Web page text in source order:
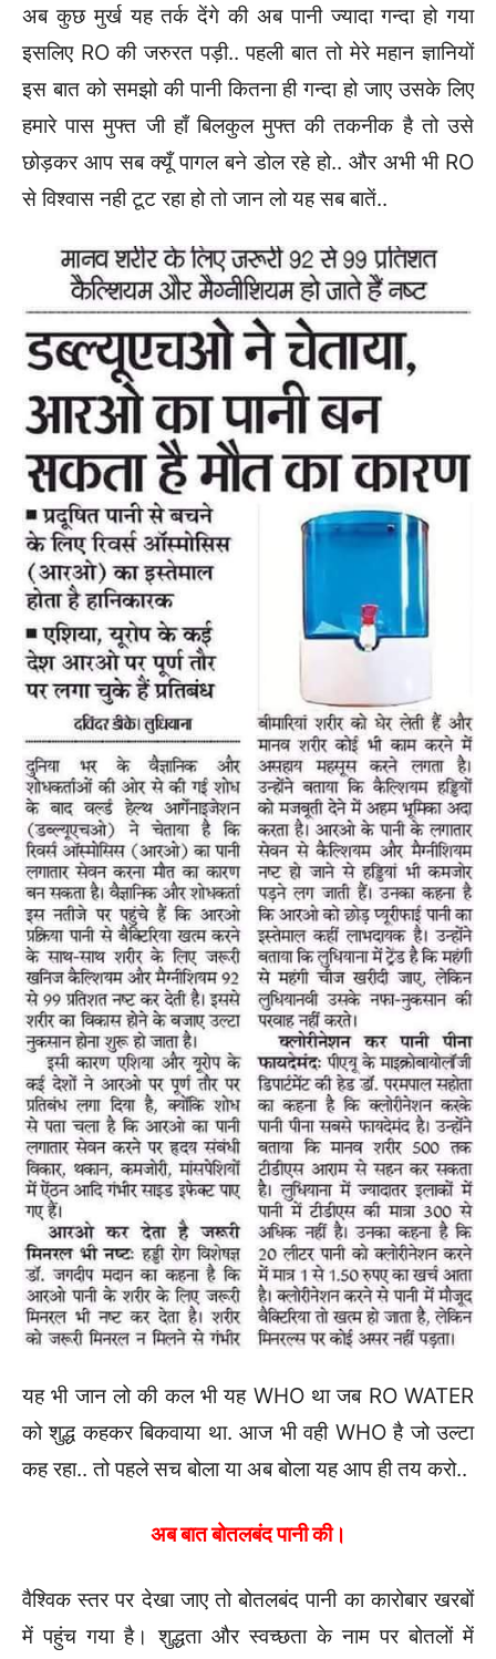
अब कुछ मुर्ख यह तर्क देंगे की अब पानी ज्यादा गन्दा हो गया
इसलिए RO की जरुरत पड़ी.. पहली बात तो मेरे महान ज्ञानियों
इस बात को समझो की पानी कितना ही गन्दा हो जाए उसके लिए
हमारे पास मुफ्त जी हाँ बिलकुल मुफ्त की तकनीक है तो उसे
छोड़कर आप सब क्यूँ पागल बने डोल रहे हो.. और अभी भी RO
से विश्वास नही टूट रहा हो तो जान लो यह सब बातें..
यह भी जान लो की कल भी यह WHO था जब RO WATER
को शुद्ध कहकर बिकवाया था. आज भी वही WHO है जो उल्टा
कह रहा.. तो पहले सच बोला या अब बोला यह आप ही तय करो..
अब बात बोतलबंद पानी की।
वैश्विक स्तर पर देखा जाए तो बोतलबंद पानी का कारोबार खरबों
में पहुंच गया है। शुद्धता और स्वच्छता के नाम पर बोतलों में